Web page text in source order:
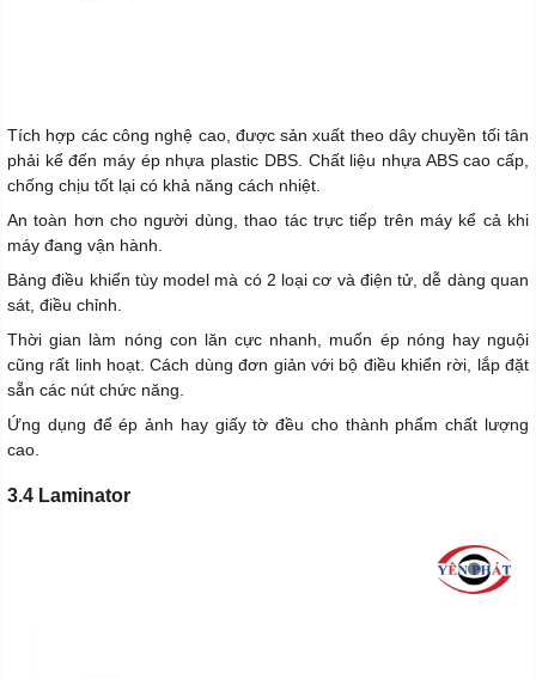
Tích hợp các công nghệ cao, được sản xuất theo dây chuyền tối tân
phải kể đến máy ép nhựa plastic DBS. Chất liệu nhựa ABS cao cấp,
chống chịu tốt lại có khả năng cách nhiệt.
An toàn hơn cho người dùng, thao tác trực tiếp trên máy kể cả khi
máy đang vận hành.
Bảng điều khiển tùy model mà có 2 loại cơ và điện tử, dễ dàng quan
sát, điều chỉnh.
Thời gian làm nóng con lăn cực nhanh, muốn ép nóng hay nguội
cũng rất linh hoạt. Cách dùng đơn giản với bộ điều khiển rời, lắp đặt
sẵn các nút chức năng.
Ứng dụng để ép ảnh hay giấy tờ đều cho thành phẩm chất lượng
cao.
3.4 Laminator